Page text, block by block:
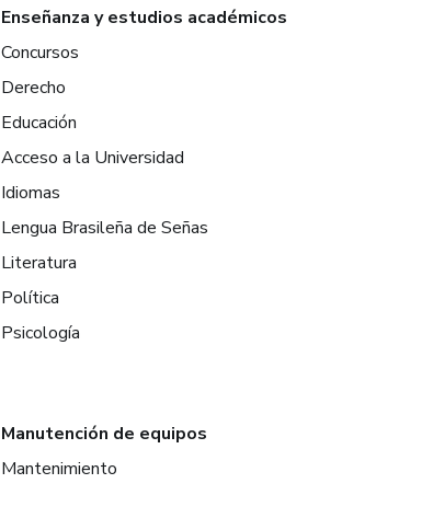
Enseñanza y estudios académicos
Concursos
Derecho
Educación
Acceso a la Universidad
Idiomas
Lengua Brasileña de Señas
Literatura
Política
Psicología
Manutención de equipos
Mantenimiento